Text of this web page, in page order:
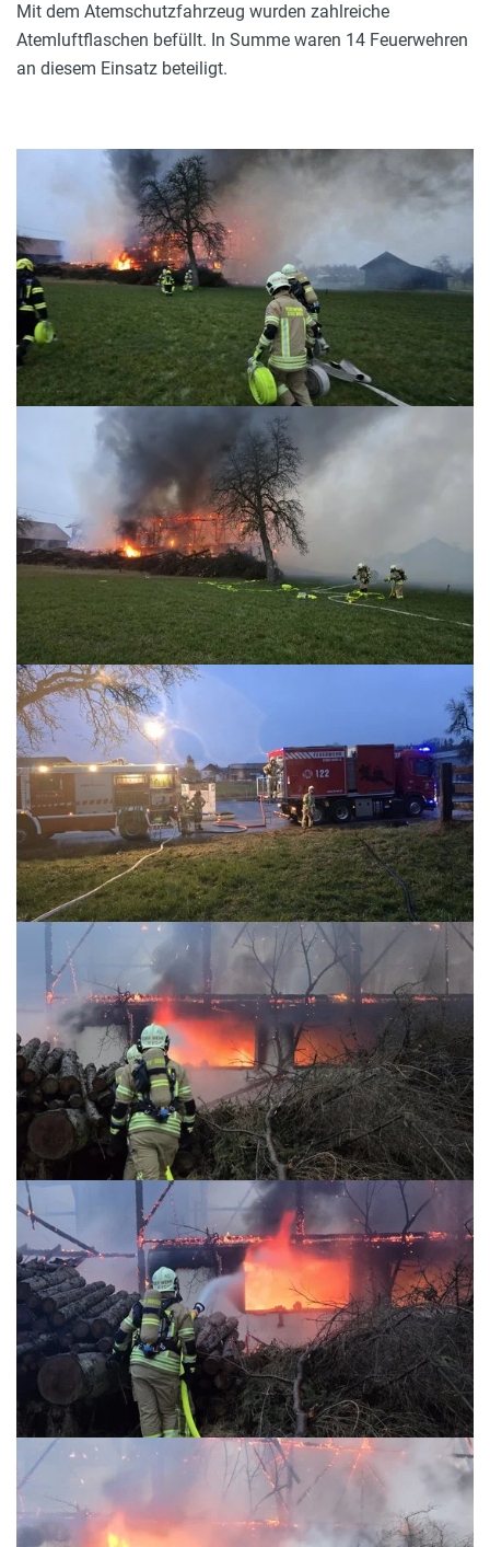
Mit dem Atemschutzfahrzeug wurden zahlreiche
Atemluftflaschen befüllt. In Summe waren 14 Feuerwehren
an diesem Einsatz beteiligt.